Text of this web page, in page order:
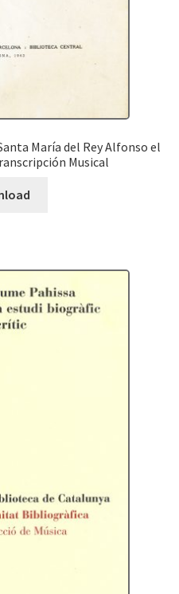
María del Rey Alfonso el
Musical